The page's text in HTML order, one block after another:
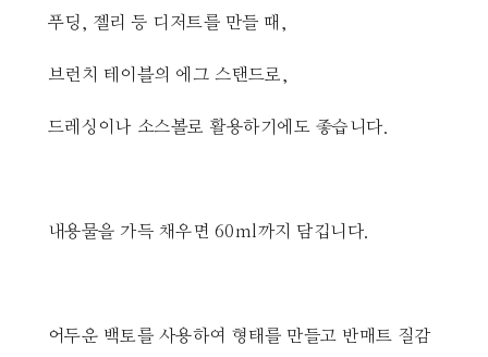
푸딩, 젤리 등 디저트를 만들 때,
브런치 테이블의 에그 스탠드로,
드레싱이나 소스볼로 활용하기에도 좋습니다.
내용물을 가득 채우면 60ml까지 담깁니다.
어두운 백토를 사용하여 형태를 만들고 반매트 질감